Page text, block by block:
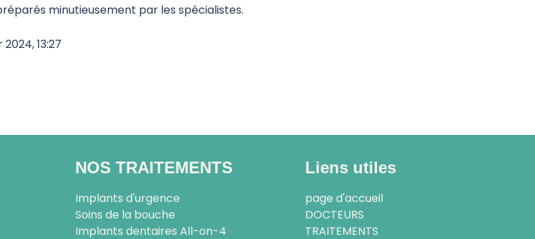
minutieusement par les spécialistes.
13:27
NOS TRAITEMENTS
Implants d'urgence
Soins de la bouche
Implants dentaires All-on-4
Liens utiles
page d'accueil
DOCTEURS
TRAITEMENTS